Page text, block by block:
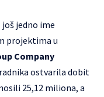
jedno ime
projektima u
Company
ostvarila dobit
25,12 miliona, a